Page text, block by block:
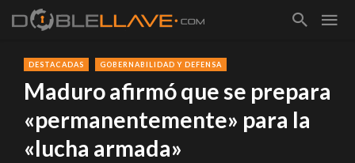
DESTACADAS GOBERNABILIDAD Y DEFENSA
Maduro afirmó que se prepara
«permanentemente» para la
«lucha armada»